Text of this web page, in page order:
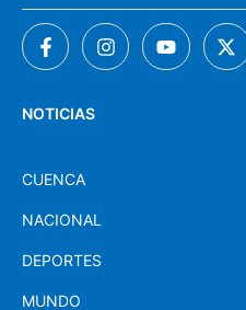
NOTICIAS
CUENCA
NACIONAL
DEPORTES
MUNDO